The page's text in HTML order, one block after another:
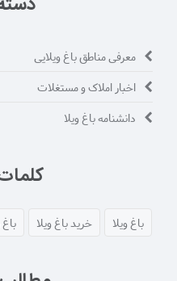
معرفی مناطق باغ ویلایی
اخبار املاک و مستغلات
دانشنامه باغ ویلا
باغ ویلا خرید باغ ویلا